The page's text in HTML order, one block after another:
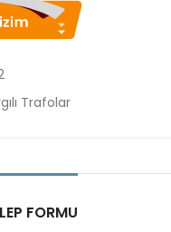
Trafolar
FORMU